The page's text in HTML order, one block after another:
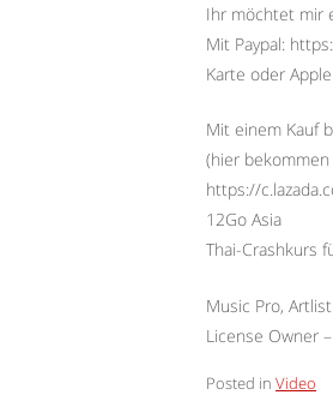
Ihr möchtet mir
Mit Paypal:
Karte oder
Mit einem Kauf
(hier
https://
12Go Asia
Thai-Crashkurs
Music Pro,
License Owner
Posted in Video